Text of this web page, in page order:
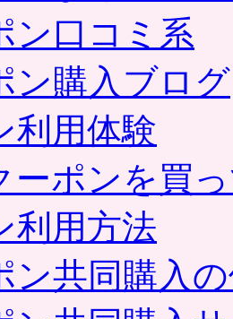
ン口コミ系
ン購入ブログ
利用体験
ーポンを買
利用方法
ン共同購入